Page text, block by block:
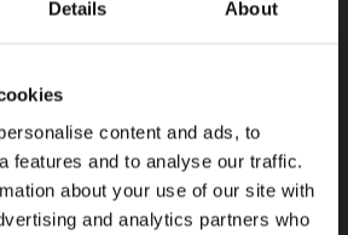
Details About
content and ads, to
features and to analyse our traffic.
about your use of our site with
and analytics partners who
para los usuarios registrados en
nuestra web.